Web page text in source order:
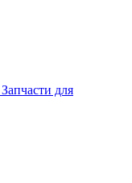
Запчасти для